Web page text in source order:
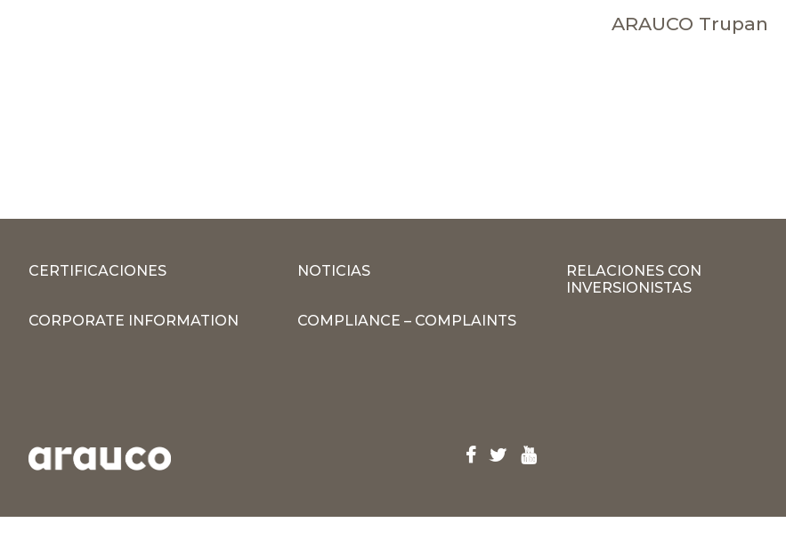
ARAUCO Trupan
CERTIFICACIONES NOTICIAS
RELACIONES CON
INVERSIONISTAS
CORPORATE INFORMATION
COMPLIANCE – COMPLAINTS